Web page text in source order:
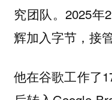
究团队。2025年
辉加入字节，接管
他在谷歌工作了